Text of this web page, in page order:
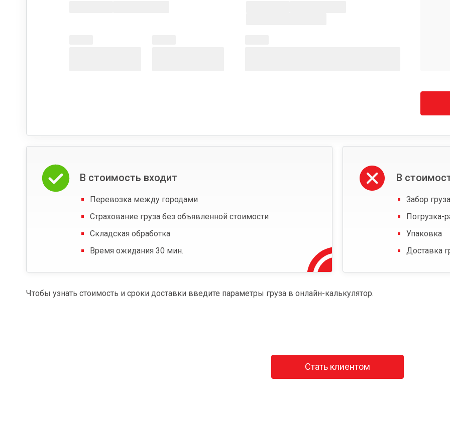
В стоимость входит
Перевозка между городами
Страхование груза без объявленной стоимости
Складская обработка
Время ожидания 30 мин.
В
Забор
Погрузка-
Упаковка
Доставка
Чтобы узнать стоимость и сроки доставки введите параметры груза в онлайн-калькулятор.
Стать клиентом